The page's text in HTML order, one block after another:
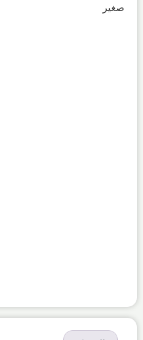
صغير